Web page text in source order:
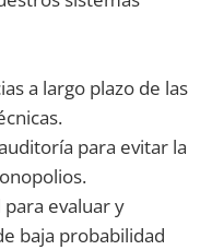
a largo plazo de las
para evitar la
evaluar y
baja probabilidad